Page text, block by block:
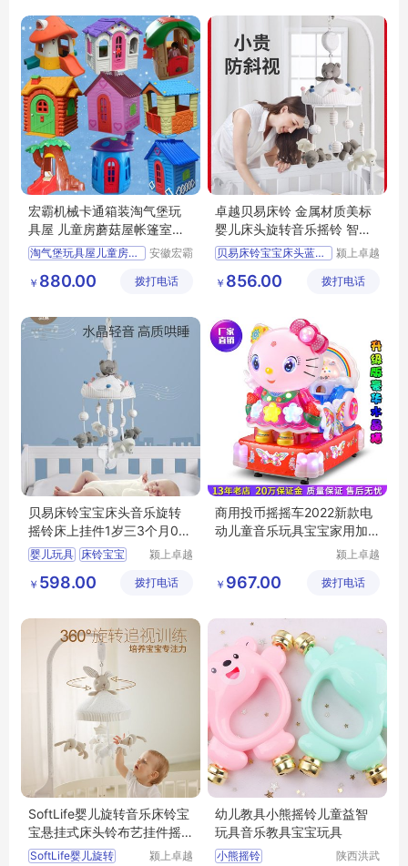
宏霸机械卡通箱装淘气堡玩
具屋 儿童房蘑菇屋帐篷室内
早教游戏屋
淘气堡玩具屋儿童房玩具游
安徽宏霸
有限公司
￥ 880.00 拨打电话
卓越贝易床铃 金属材质美标
婴儿床头旋转音乐摇铃 智力
开发玩具
贝易床铃宝宝床头蓝牙音乐
颍上卓越
有限公司
￥ 856.00 拨打电话
贝易床铃宝宝床头音乐旋转
摇铃床上挂件1岁三3个月0新
生婴儿玩具
婴儿玩具 床铃宝宝
音乐旋转摇铃
颍上卓越
有限公司
￥ 598.00 拨打电话
商用投币摇摇车2022新款电
动儿童音乐玩具宝宝家用加
颍上卓越
有限公司
￥ 967.00 拨打电话
SoftLife婴儿旋转音乐床铃宝
宝悬挂式床头铃布艺挂件摇
铃安抚玩偶
SoftLife婴儿旋转
颍上卓越
幼儿教具小熊摇铃儿童益智
玩具音乐教具宝宝玩具
小熊摇铃
陕西洪武